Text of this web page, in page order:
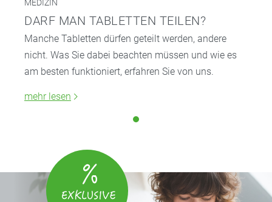
MEDIZIN
DARF MAN TABLETTEN TEILEN?
Manche Tabletten dürfen geteilt werden, andere
nicht. Was Sie dabei beachten müssen und wie es
am besten funktioniert, erfahren Sie von uns.
mehr lesen